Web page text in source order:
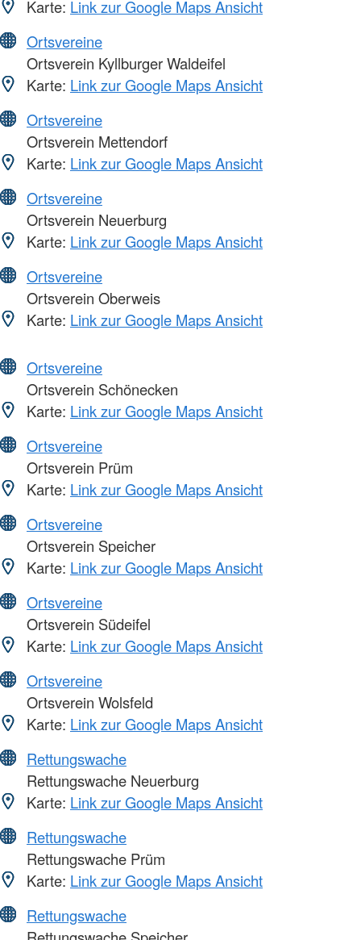
Karte: Link zur Google Maps Ansicht
Ortsvereine
Ortsverein Kyllburger Waldeifel
Karte: Link zur Google Maps Ansicht
Ortsvereine
Ortsverein Mettendorf
Karte: Link zur Google Maps Ansicht
Ortsvereine
Ortsverein Neuerburg
Karte: Link zur Google Maps Ansicht
Ortsvereine
Ortsverein Oberweis
Karte: Link zur Google Maps Ansicht
Ortsvereine
Ortsverein Schönecken
Karte: Link zur Google Maps Ansicht
Ortsvereine
Ortsverein Prüm
Karte: Link zur Google Maps Ansicht
Ortsvereine
Ortsverein Speicher
Karte: Link zur Google Maps Ansicht
Ortsvereine
Ortsverein Südeifel
Karte: Link zur Google Maps Ansicht
Ortsvereine
Ortsverein Wolsfeld
Karte: Link zur Google Maps Ansicht
Rettungswache
Rettungswache Neuerburg
Karte: Link zur Google Maps Ansicht
Rettungswache
Rettungswache Prüm
Karte: Link zur Google Maps Ansicht
Rettungswache